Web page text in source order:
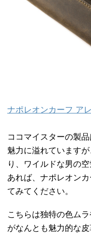
ナポレオンカーフ ア
ココマイスターの製
魅力に溢れています
り、ワイルドな男の
あれば、ナポレオン
てみてください。
こちらは独特の色ム
がなんとも魅力的な皮